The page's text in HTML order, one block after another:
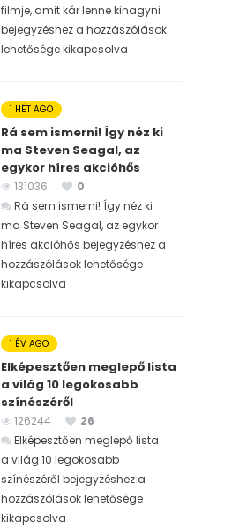
filmje, amit kár lenne kihagyni
bejegyzéshez a hozzászólások
lehetősége kikapcsolva
1 HÉT AGO
Rá sem ismerni! Így néz ki
ma Steven Seagal, az
egykor híres akcióhős
131036
0
Rá sem ismerni! Így néz ki
ma Steven Seagal, az egykor
híres akcióhős bejegyzéshez a
hozzászólások lehetősége
kikapcsolva
1 ÉV AGO
Elképesztően meglepő lista
a világ 10 legokosabb
színészéről
126244
26
Elképesztően meglepő lista
a világ 10 legokosabb
színészéről bejegyzéshez a
hozzászólások lehetősége
kikapcsolva